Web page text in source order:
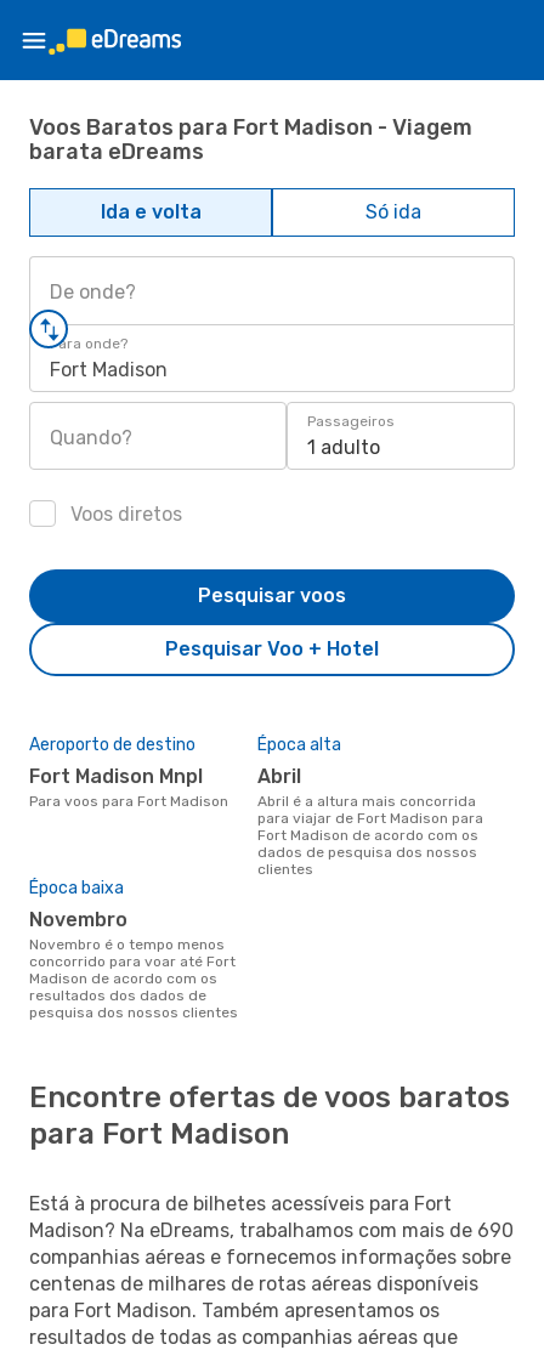
Voos Baratos para Fort Madison - Viagem
barata eDreams
Ida e volta Só ida
De onde?
Para onde?
Fort Madison
Quando?
Passageiros
1 adulto
Voos diretos
Pesquisar Voo + Hotel
Pesquisar voos
Aeroporto de destino
Fort Madison Mnpl
Para voos para Fort Madison
Época alta
abril
abril é a altura mais concorrida
para viajar de Fort Madison para
Fort Madison de acordo com os
dados de pesquisa dos nossos
clientes
Época baixa
novembro
novembro é o tempo menos
concorrido para voar até Fort
Madison de acordo com os
resultados dos dados de
pesquisa dos nossos clientes
Encontre ofertas de voos baratos
para Fort Madison
Está à procura de bilhetes acessíveis para Fort
Madison? Na eDreams, trabalhamos com mais de 690
companhias aéreas e fornecemos informações sobre
centenas de milhares de rotas aéreas disponíveis
para Fort Madison. Também apresentamos os
resultados de todas as companhias aéreas que